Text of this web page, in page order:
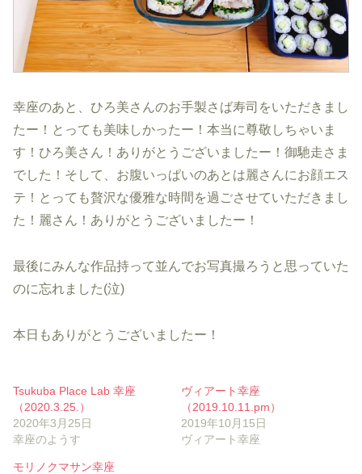
幸座のあと、ひろ美さんのお手製さば寿司をいただきまし
たー！とっても美味しかったー！本当に尊敬しちゃいま
す！ひろ美さん！ありがとうございましたー！御馳走さま
でした！そして、お腹いっぱいのあとは麗さんにお顔エス
テ！とっても贅沢な優雅な時間を過ごさせていただきまし
た！麗さん！ありがとうございましたー！
最後にみんな作品持って並んでお写真撮ろうと思っていた
のに忘れました(泣)
本日もありがとうございましたー！
Tsukuba Place Lab 幸座
（2020.3.25.）
2020年3月25日
幸座のようす
ヴィアート幸座
（2019.10.11.pm）
2019年10月15日
ヴィアート幸座
モリノクマサン幸座